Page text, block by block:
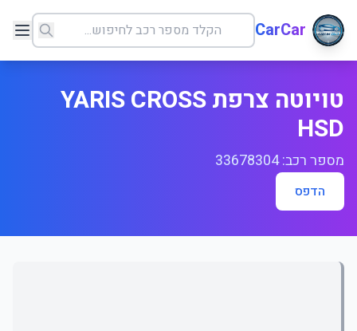
CarCar
טויוטה צרפת YARIS CROSS
HSD
מספר רכב: 33678304
הדפס